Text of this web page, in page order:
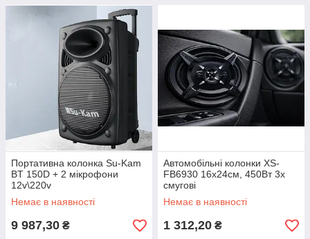
Портативна колонка Su-Kam
BT 150D + 2 мікрофони
12v\220v
Немає в наявності
9 987,30 ₴
Автомобільні колонки XS-
FB6930 16х24см, 450Вт 3х
смугові
Немає в наявності
1 312,20 ₴